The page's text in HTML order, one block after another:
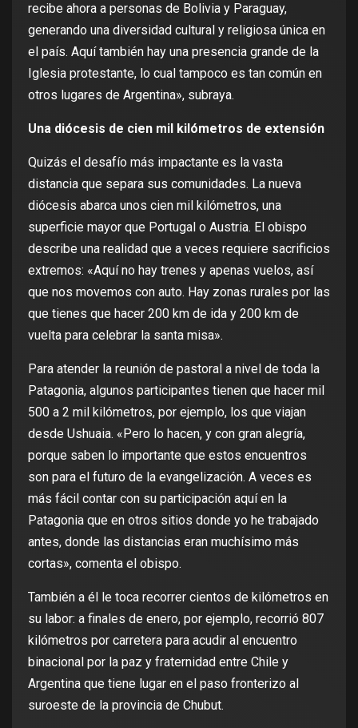
recibe ahora a personas de Bolivia y Paraguay,
generando una diversidad cultural y religiosa única en
el país. Aquí también hay una presencia grande de la
Iglesia protestante, lo cual tampoco es tan común en
otros lugares de Argentina», subraya.
Una diócesis de cien mil kilómetros de extensión
Quizás el desafío más impactante es la vasta
distancia que separa sus comunidades. La nueva
diócesis abarca unos cien mil kilómetros, una
superficie mayor que Portugal o Austria. El obispo
describe una realidad que a veces requiere sacrificios
extremos: «Aquí no hay trenes y apenas vuelos, así
que nos movemos con auto. Hay zonas rurales por las
que tienes que hacer 200 km de ida y 200 km de
vuelta para celebrar la santa misa».
Para atender la reunión de pastoral a nivel de toda la
Patagonia, algunos participantes tienen que hacer mil
500 a 2 mil kilómetros, por ejemplo, los que viajan
desde Ushuaia. «Pero lo hacen, y con gran alegría,
porque saben lo importante que estos encuentros
son para el futuro de la evangelización. A veces es
más fácil contar con su participación aquí en la
Patagonia que en otros sitios donde yo he trabajado
antes, donde las distancias eran muchísimo más
cortas», comenta el obispo.
También a él le toca recorrer cientos de kilómetros en
su labor: a finales de enero, por ejemplo, recorrió 807
kilómetros por carretera para acudir al encuentro
binacional por la paz y fraternidad entre Chile y
Argentina que tiene lugar en el paso fronterizo al
suroeste de la provincia de Chubut.